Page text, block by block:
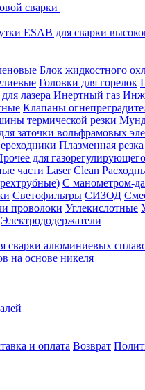
сварки
ESAB для сварки
Блок жидкостного
Головки для горелок
лазера Инертный газ
Клапаны
термической резки
заточки вольфрамовых
Плазменная
для
части Laser Clean
С манометром-
Светофильтры СИЗОД
проволоки Углекислотные
Электрододержатели
сварки алюминиевых
на основе никеля
и оплата Возврат